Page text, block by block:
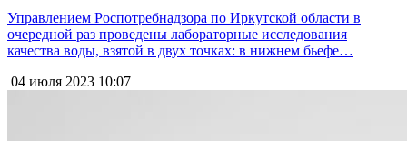
Управлением Роспотребнадзора по Иркутской области в
очередной раз проведены лабораторные исследования
качества воды, взятой в двух точках: в нижнем бьефе…
04 июля 2023 10:07